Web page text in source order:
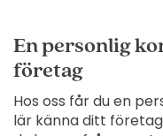
En personlig
företag
Hos oss får du en
lär känna ditt